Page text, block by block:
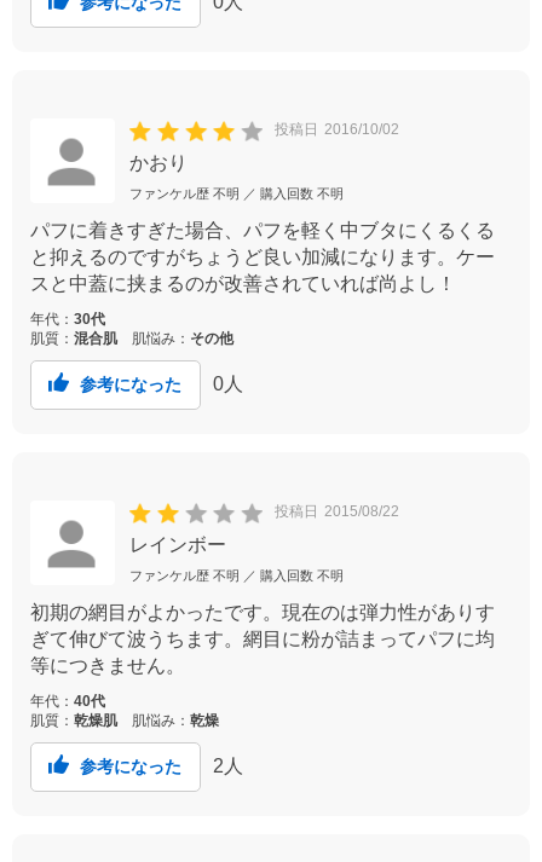
投稿日 2016/10/02
かおり
ファンケル歴 不明 ／ 購入回数 不明
パフに着きすぎた場合、パフを軽く中ブタにくるくる
と抑えるのですがちょうど良い加減になります。ケー
スと中蓋に挟まるのが改善されていれば尚よし！
年代： 30代
肌質： 混合肌 肌悩み： その他
参考になった 0人
投稿日 2015/08/22
レインボー
ファンケル歴 不明 ／ 購入回数 不明
初期の網目がよかったです。現在のは弾力性がありす
ぎて伸びて波うちます。網目に粉が詰まってパフに均
等につきません。
年代： 40代
肌質： 乾燥肌 肌悩み： 乾燥
参考になった 2 人